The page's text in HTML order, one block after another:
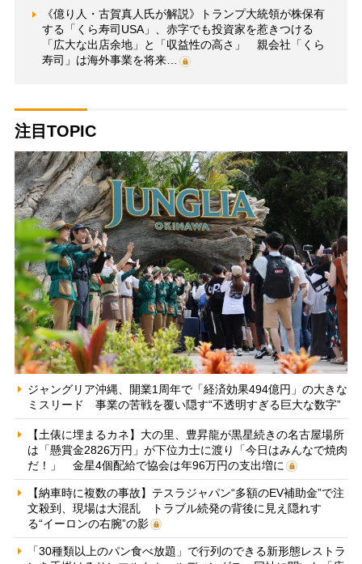
《億り人・古賀真人氏が解説》トランプ大統領が株保有
する「くら寿司USA」、赤字でも投資家を惹きつける
「広大な出店余地」と「収益性の高さ」 親会社「くら
寿司」は海外事業を将来…
注目TOPIC
ジャングリア沖縄、開業1周年で「経済効果494億円」の大きな
ミスリード 事業の苦戦を覆い隠す“不透明すぎる巨大な数字”
【土俵に埋まるカネ】大の里、豊昇龍が黒星続きの名古屋場所
は「懸賞金2826万円」が下位力士に渡り「今日はみんなで焼肉
だ！」 金星4個配給で協会は年96万円の支出増に
【納車時に複数の事故】テスラジャパン“多額のEV補助金”で注
文殺到、現場は大混乱 トラブル続発の背後に見え隠れす
る“イーロンの右腕”の影
「30種類以上のパン食べ放題」で行列のできる新形態レストラ